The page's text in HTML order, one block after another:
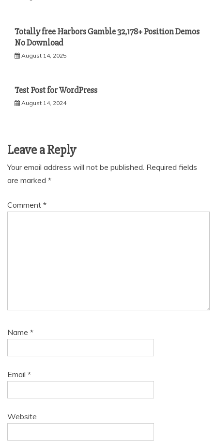
Totally free Harbors Gamble 32,178+ Position Demos
No Download
August 14, 2025
Test Post for WordPress
August 14, 2024
Leave a Reply
Your email address will not be published. Required fields
are marked *
Comment *
Name *
Email *
Website